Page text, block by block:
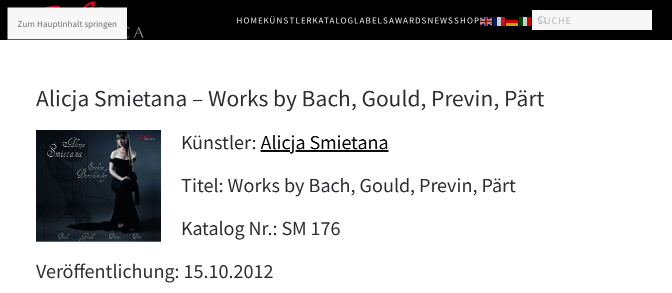
Zum Hauptinhalt springen HOMEKÜNSTLERKATALOGLABELSAWARDSNEWSSHOP
Alicja Smietana – Works by Bach, Gould, Previn, Pärt
Künstler:Alicja Smietana
Titel: Works by Bach, Gould, Previn, Pärt
Katalog Nr.: SM 176
Veröffentlichung: 15.10.2012